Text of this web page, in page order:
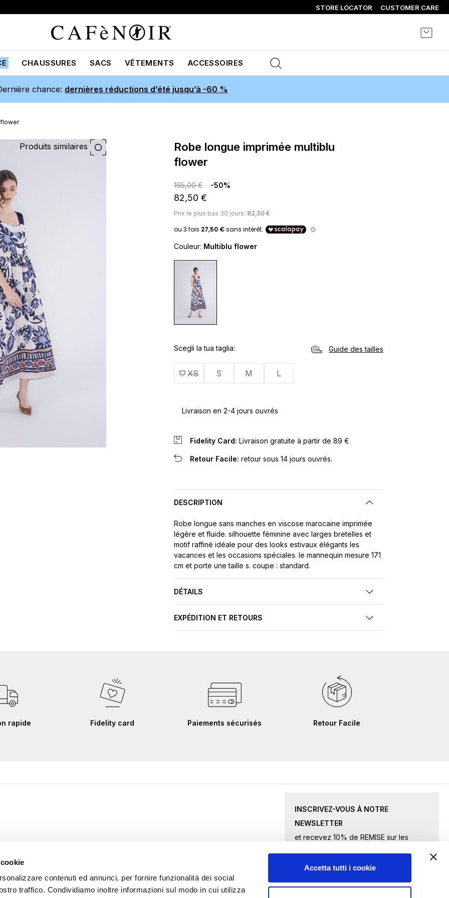
contenuti ed annunci, per fornire funzionalità dei social
traffico. Condividiamo inoltre informazioni sul modo in cui utilizza
Accetta tutti i cookie
STORE LOCATOR CUSTOMER CARE
Mon
CHAUSSURES SACS VÊTEMENTS ACCESSOIRES
chance: dernières réductions d’été jusqu’à -60 %
Produits similaires
robe longue imprimée multiblu
flower
165,00 € -50%
82,50 €
Prix ​​le plus bas 30 jours: 82,50 €
Couleur: Multiblu flower
Scegli la tua taglia
XS S M L
Guide des tailles
Livraison en 2-4 jours ouvrés
Fidelity Card: Livraison gratuite à partir de 89 €
Retour Facile: retour sous 14 jours ouvrés.
DESCRIPTION
Robe longue sans manches en viscose marocaine imprimée
légère et fluide. silhouette féminine avec larges bretelles et
motif raffiné idéale pour des looks estivaux élégants les
vacances et les occasions spéciales. le mannequin mesure 171
cm et porte une taille s. coupe : standard.
DÉTAILS
EXPÉDITION ET RETOURS
rapide Fidelity card Paiements sécurisés Retour Facile
INSCRIVEZ-VOUS À NOTRE
NEWSLETTER
et recevez 10% de REMISE sur les
à